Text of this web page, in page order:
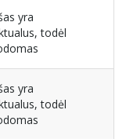
yra
todėl
yra
todėl